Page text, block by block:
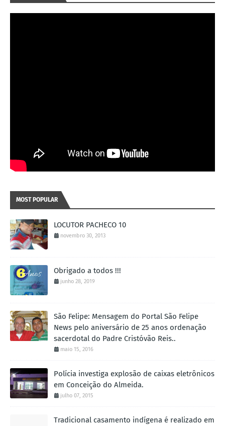
MOST POPULAR
LOCUTOR PACHECO 10
novembro 30, 2013
Obrigado a todos !!!
junho 28, 2019
São Felipe: Mensagem do Portal São Felipe
News pelo aniversário de 25 anos ordenação
sacerdotal do Padre Cristóvão Reis..
maio 15, 2016
Polícia investiga explosão de caixas eletrônicos
em Conceição do Almeida.
julho 07, 2015
Tradicional casamento indígena é realizado em